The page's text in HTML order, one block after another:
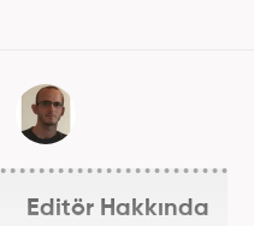
Editör Hakkında